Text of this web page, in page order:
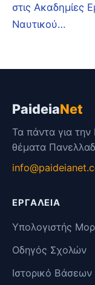
στις Ακαδημίες
Ναυτικού…
PaideiaNet
Τα πάντα για την
θέματα
ΕΡΓΑΛΕΊΑ
Υπολογιστής
Οδηγός Σχολών
Ιστορικό Βάσεων